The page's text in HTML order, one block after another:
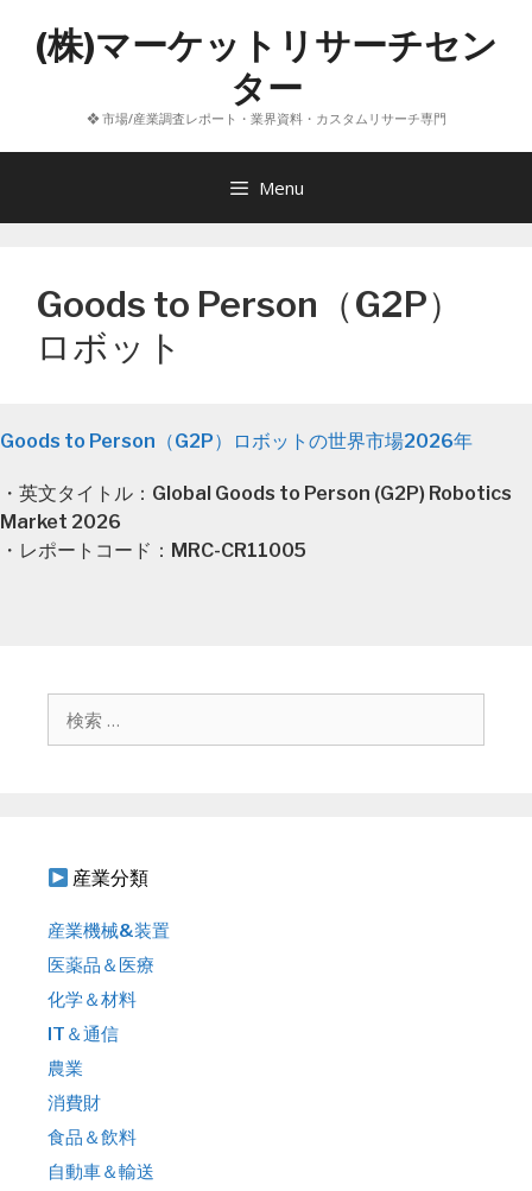
へ
(株)マーケットリサーチセン
ター
❖ 市場/産業調査レポート・業界資料・カスタムリサーチ専門
Menu
Goods to Person（G2P）
ロボット
Goods to Person（G2P）ロボットの世界市場2026年
・英文タイトル：Global Goods to Person (G2P) Robotics
Market 2026
・レポートコード：MRC-CR11005
産業分類
産業機械&装置
医薬品＆医療
化学＆材料
IT＆通信
農業
消費財
食品＆飲料
自動車＆輸送